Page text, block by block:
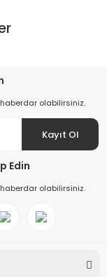
olabilirsiniz.
Kayıt Ol
Edin
olabilirsiniz.